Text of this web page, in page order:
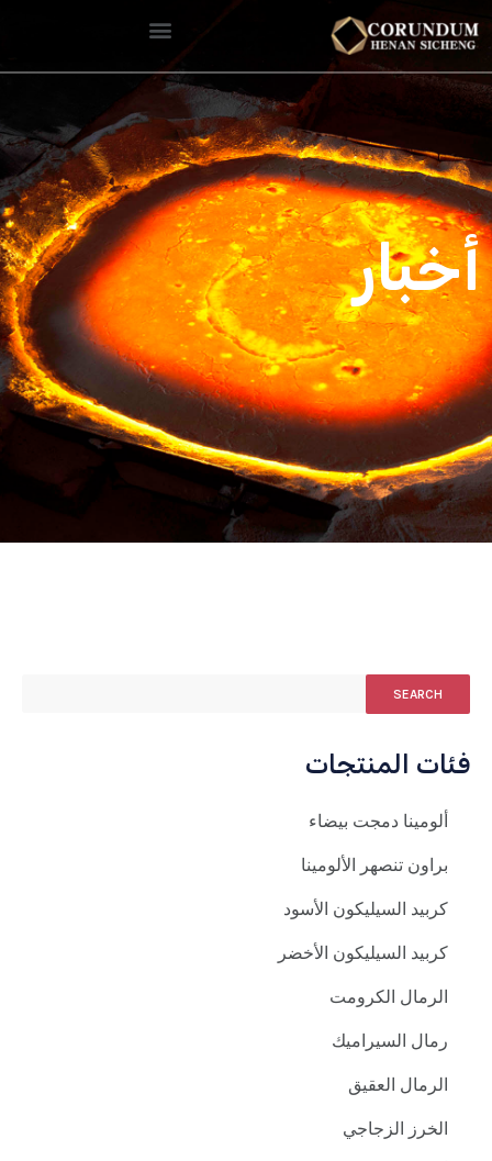
أخبار
SEARCH
فئات المنتجات
ألومينا دمجت بيضاء
براون تنصهر الألومينا
كربيد السيليكون الأسود
كربيد السيليكون الأخضر
الرمال الكرومت
رمال السيراميك
الرمال العقيق
الخرز الزجاجي